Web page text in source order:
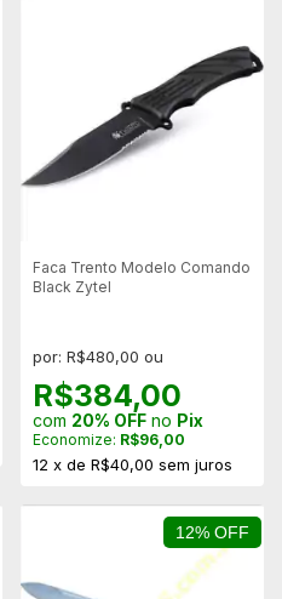
Faca Trento Modelo Comando
Black Zytel
por: R$480,00 ou
R$384,00
com 20% OFFno Pix
Economize: R$96,00
12 x de R$40,00 sem juros
12% OFF